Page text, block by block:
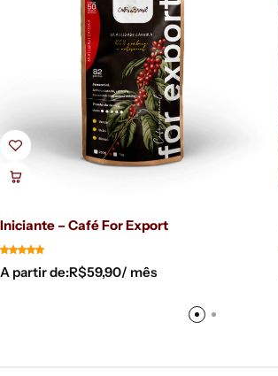
Iniciante – Café For Export
A partir de:R$59,90/ mês